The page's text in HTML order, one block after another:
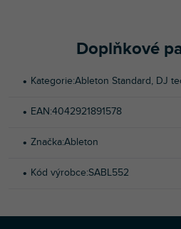
Doplňkové
Kategorie:Ableton Standard, DJ
EAN:4042921891578
Značka:Ableton
Kód výrobce:SABL552